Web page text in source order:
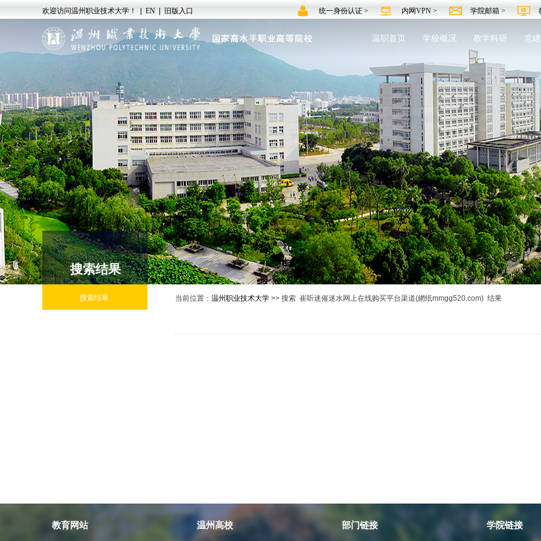
欢迎访问温州职业技术大学！ EN 旧版入口 统一身份认证 > 内网VPN > 学院邮箱 >
温职首页 学校概况 教学科研 党
搜索结果
搜索结果 当前位置： 温州职业技术大学 >> 搜索 崔听迷催迷水网上在线购买平台渠道(網纸mmgg520.com) 结果
教育网站 温州高校 部门链接 学院链接